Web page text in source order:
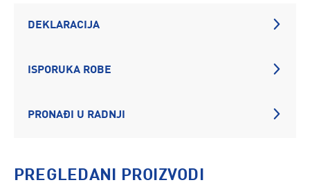
DEKLARACIJA
ISPORUKA ROBE
PRONAĐI U RADNJI
PREGLEDANI PROIZVODI